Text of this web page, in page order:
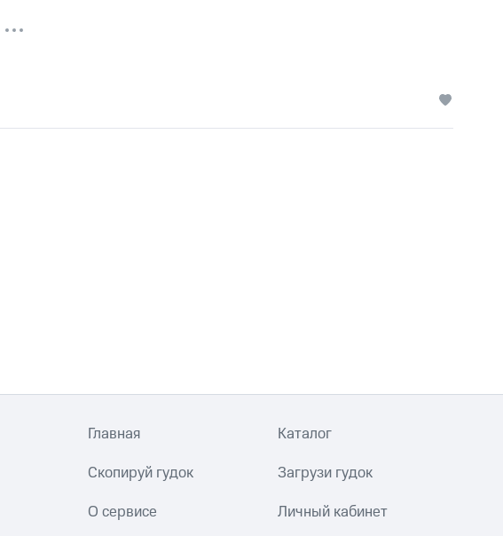
Главная Каталог
Скопируй гудок Загрузи гудок
О сервисе Личный кабинет